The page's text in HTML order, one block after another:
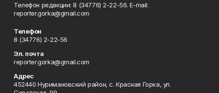
Телефон редакции: 8 (34776) 2-22-56. E-mail:
reporter.gorka@gmail.com
Телефон
8 (34776) 2-22-56
Эл. почта
reporter.gorka@gmail.com
Адрес
452440 Нуримановский район, с. Красная Горка, ул.